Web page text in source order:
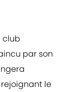
club
par son
le